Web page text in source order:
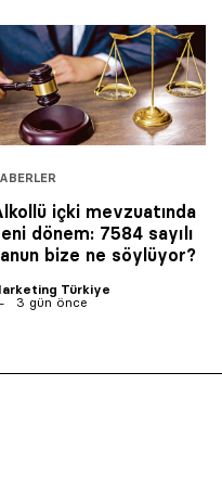
içki mevzuatında
dönem: 7584 sayılı
bize ne söylüyor?
Türkiye
3 gün önce